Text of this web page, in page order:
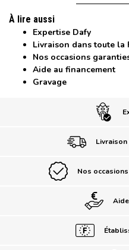
À lire aussi
Expertise Dafy
Livraison dans toute la
Nos occasions
Aide au financement
Gravage
Nos